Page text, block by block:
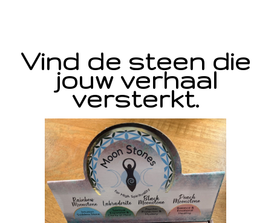
Vind de steen die
jouw verhaal
versterkt.